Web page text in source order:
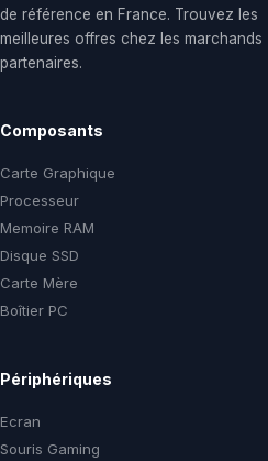
de référence en France. Trouvez les
meilleures offres chez les marchands
partenaires.
Composants
Carte Graphique
Processeur
Memoire RAM
Disque SSD
Carte Mère
Boîtier PC
Périphériques
Ecran
Souris Gaming